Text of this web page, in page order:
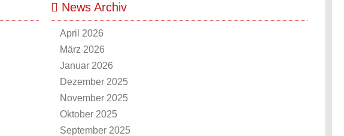
News Archiv
April 2026
März 2026
Januar 2026
Dezember 2025
November 2025
Oktober 2025
September 2025